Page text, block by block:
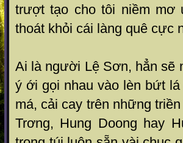
trượt tạo cho tôi niềm mơ
thoát khỏi cái làng quê cực
Ai là người Lệ Sơn, hẳn sẽ
ý ới gọi nhau vào lèn bứt
má, cải cay trên những
Trơng, Hung Doong hay